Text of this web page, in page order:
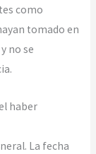
como
tomado en
no se
haber
La fecha